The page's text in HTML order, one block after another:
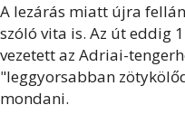
A lezárás miatt újra
szóló vita is. Az út eddig
vezetett az Adriai-
"leggyorsabban
mondani.